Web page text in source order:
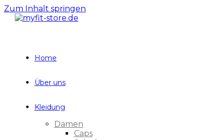
Zum Inhalt springen
Home
Über uns
Kleidung
Damen
Caps